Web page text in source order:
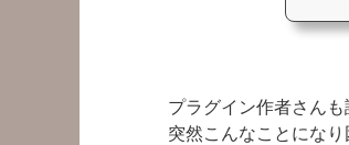
プラグイン作者さん
突然こんなことになり